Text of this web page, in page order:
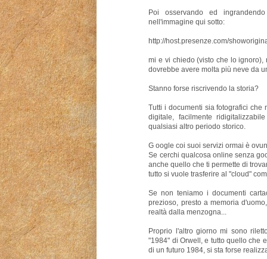
Poi osservando ed
nell'immagine qui sotto:
http://host.presenze.com/
mi e vi chiedo (visto che lo
dovrebbe avere molta più neve da
Stanno forse riscrivendo la storia?
Tutti i documenti sia fotografici che
digitale, facilmente
qualsiasi altro periodo storico.
G oogle coi suoi servizi ormai è
Se cerchi qualcosa online senza
anche quello che ti permette di
tutto si vuole trasferire al "cloud"
Se non teniamo i documenti
prezioso, presto a memoria
realtà dalla menzogna...
Proprio l'altro giorno mi sono
"1984" di Orwell, e tutto quello che
di un futuro 1984, si sta forse